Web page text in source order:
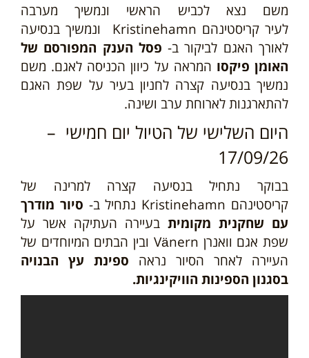
משם נצא לכביש הראשי ונמשיך מערבה
לעירקריסטינהם Kristinehamn ונמשיך בנסיעה
לאורך האגם לביקור ב- פסל הענק המפורסם של
האומן פיקסו המראה על כיוון הכניסה לאגם. משם
נמשיך בנסיעה קצרה לחניון בעיר על שפת האגם
להתארגנות לארוחת ערב ושינה.
היום השלישי של הטיול יום חמישי –
17/09/26
בבוקר נתחיל בנסיעה קצרה למרינה של
קריסטינהם Kristinehamn נתחיל ב- סיור מודרך
עם שחקנית מקומית בעיירה העתיקה אשר על
שפת אגם וואנרן Vänern ובין הבתים המיוחדים של
העיירה לאחר הסיור נראה ספינת עץ הבנויה
בסגנון הספינות הוויקינגיות.